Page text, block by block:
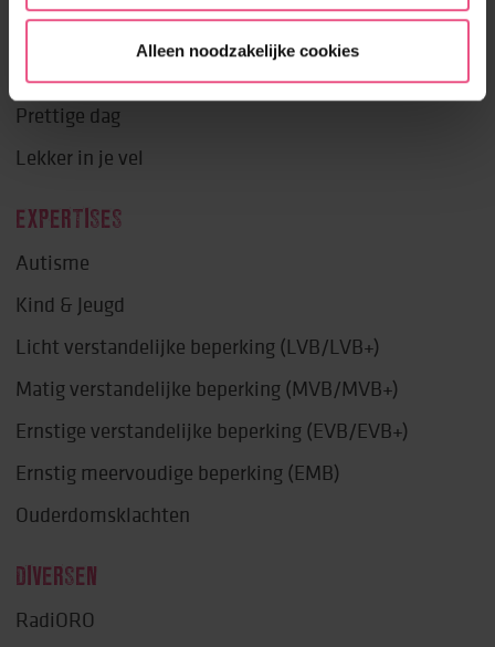
Alleen noodzakelijke cookies
Fijn wonen
Prettige dag
Lekker in je vel
EXPERTISES
Autisme
Kind & Jeugd
Licht verstandelijke beperking (LVB/LVB+)
Matig verstandelijke beperking (MVB/MVB+)
Ernstige verstandelijke beperking (EVB/EVB+)
Ernstig meervoudige beperking (EMB)
Ouderdomsklachten
DIVERSEN
RadiORO